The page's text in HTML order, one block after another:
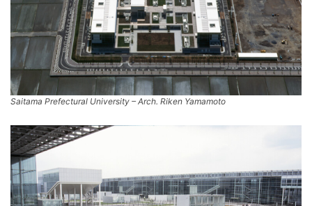
Saitama Prefectural University – Arch. Riken Yamamoto